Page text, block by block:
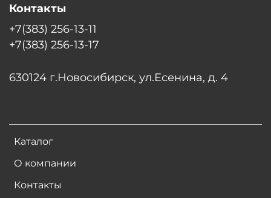
Каталог
О компании
Контакты
Контакты
+7(383) 256-13-11
+7(383) 256-13-17
630124 г.Новосибирск, ул.Есенина, д. 4